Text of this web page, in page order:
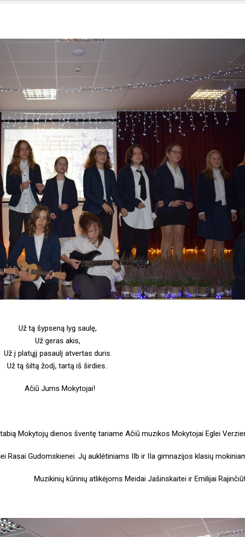
Už tą šypseną lyg saulę,
Už geras akis,
Už į platųjį pasaulį atvertas duris.
Už tą šiltą žodį, tartą iš širdies..
Ačiū Jums Mokytojai!
Mokytojų dienos šventę tariame Ačiū muzikos Mokytojai Eglei
Rasai Gudomskienei. Jų auklėtiniams IIb ir IIa gimnazijos klasių
Muzikinių kūrinių atlikėjoms Meidai Jašinskaitei ir Emilijai